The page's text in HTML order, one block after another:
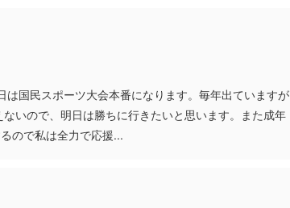
は国民スポーツ大会本番になります。毎年出ていますが
いので、明日は勝ちに行きたいと思います。また成年
ので私は全力で応援...